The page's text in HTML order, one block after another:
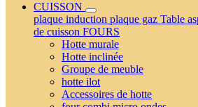
CUISSON
plaque induction plaque gaz Table
de cuisson FOURS
Hotte murale
Hotte inclinée
Groupe de meuble
hotte ilot
Accessoires de hotte